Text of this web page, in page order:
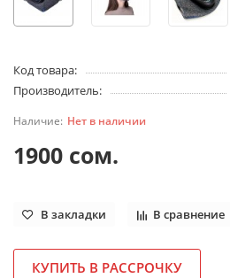
Код товара:
Производитель:
Нет в наличии
1900 сом.
В закладки В сравнение
КУПИТЬ В РАССРОЧКУ